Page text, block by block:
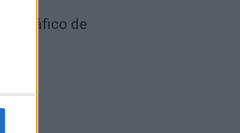
tráfico de